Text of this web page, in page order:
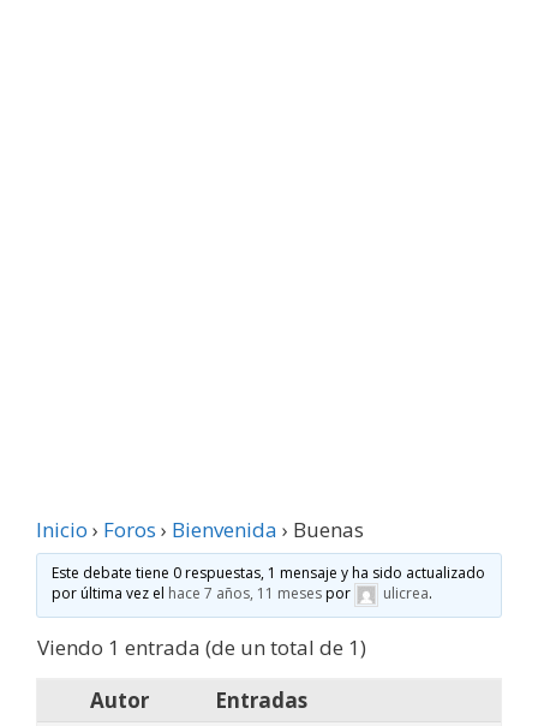
Inicio › Foros › Bienvenida › Buenas
Este debate tiene 0 respuestas, 1 mensaje y ha sido actualizado
por última vez el hace 7 años, 11 mesespor ulicrea.
Viendo 1 entrada (de un total de 1)
Autor
Entradas